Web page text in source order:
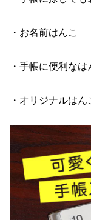
・お名前はんこ
・手帳に便利なは
・オリジナルは